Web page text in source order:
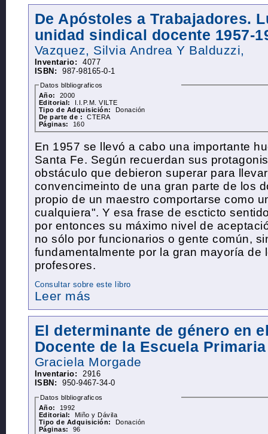
De Apóstoles a Trabajadores.
unidad sindical docente 1957-
Vazquez, Silvia Andrea Y Balduzzi,
Inventario:
4077
ISBN:
987-98165-0-1
Datos blbliograficos
Año:
2000
Editorial:
I.I.P.M. VILTE
Tipo de Adquisición:
Donación
De parte de :
CTERA
Páginas:
160
En 1957 se llevó a cabo una importante
Santa Fe. Según recuerdan sus
obstáculo que debieron superar para
convencimeinto de una gran parte de los
propio de un maestro comportarse como
cualquiera". Y esa frase de escticto
por entonces su máximo nivel de
no sólo por funcionarios o gente común,
fundamentalmente por la gran mayoría de
profesores.
Consultar sobre este libro
Leer más
El determinante de género en
Docente de la Escuela Primaria
Graciela Morgade
Inventario:
2916
ISBN:
950-9467-34-0
Datos blbliograficos
Año:
1992
Editorial:
Miño y Dávila
Tipo de Adquisición:
Donación
Páginas:
96